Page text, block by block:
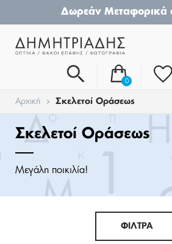
Δωρεάν Μεταφορικά
0
Αρχική Σκελετοί Οράσεως
Σκελετοί Οράσεως
Μεγάλη ποικιλία!
ΦΙΛΤΡΑ